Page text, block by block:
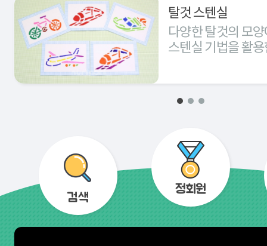
탈것 스텐실
다양한 탈것의 모
스텐실 기법을 활
검색
정회원